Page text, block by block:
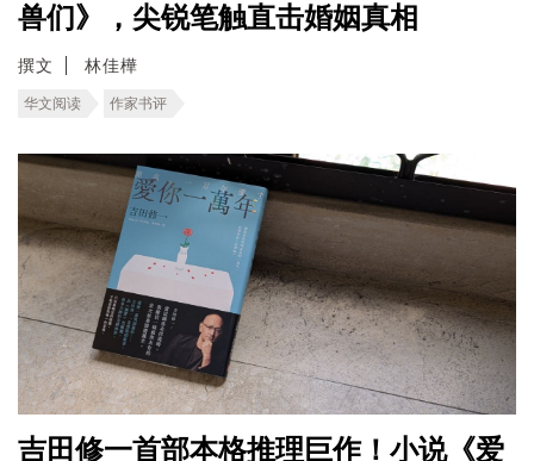
兽们》，尖锐笔触直击婚姻真相
撰文 林佳樺
华文阅读 作家书评
吉田修一首部本格推理巨作！小说《爱